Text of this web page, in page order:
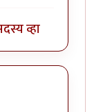
व्हा